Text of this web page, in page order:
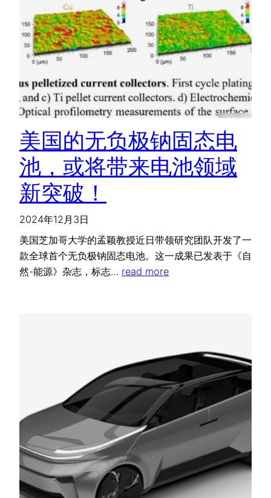
美国的无负极钠固态电
池，或将带来电池领域
新突破！
2024年12月3日
美国芝加哥大学的孟颖教授近日带领研究团队开发了一
款全球首个无负极钠固态电池。这一成果已发表于《自
然-能源》杂志，标志… read more